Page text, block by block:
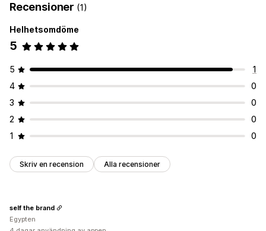
Produktfeedback
Hantering av inskickningar
Analysverktyg
Recensioner (1)
Helhetsomdöme
5
5
1
4
0
3
0
2
0
1
0
Skriv en recension Alla recensioner
self the brand
Egypten